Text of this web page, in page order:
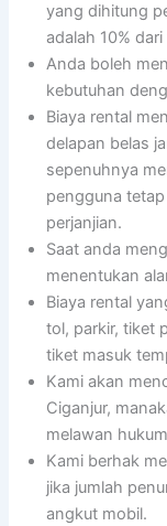
yang dihitung
adalah 10%
Anda boleh
kebutuhan
Biaya rental
delapan belas
sepenuhnya
pengguna
perjanjian.
Saat anda
menentukan
Biaya rental
tol, parkir, tiket
tiket masuk
Kami akan
Ciganjur,
melawan
Kami berhak
jika jumlah
angkut mobil.